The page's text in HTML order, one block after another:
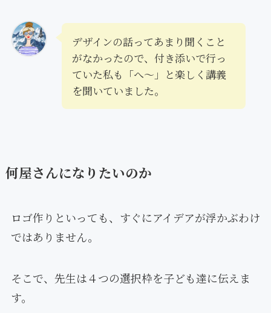
デザインの話ってあまり聞くこと
がなかったので、付き添いで行っ
ていた私も「へ〜」と楽しく講義
を聞いていました。
何屋さんになりたいのか
ロゴ作りといっても、すぐにアイデアが浮かぶわけ
ではありません。
そこで、先生は４つの選択枠を子ども達に伝えま
す。